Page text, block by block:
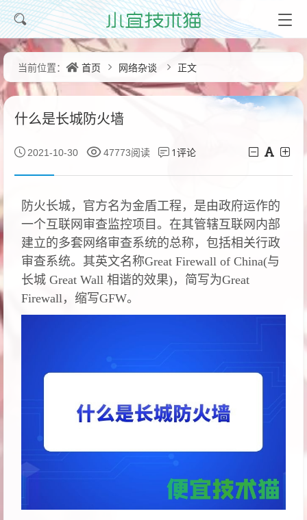
当前位置： 首页 网络杂谈 正文
什么是长城防火墙
2021-10-30 47773阅读 1评论
防火长城，官方名为金盾工程，是由政府运作的
一个互联网审查监控项目。在其管辖互联网内部
建立的多套网络审查系统的总称，包括相关行政
审查系统。其英文名称Great Firewall of China(与
长城 Great Wall 相谐的效果)，简写为Great
Firewall，缩写GFW。